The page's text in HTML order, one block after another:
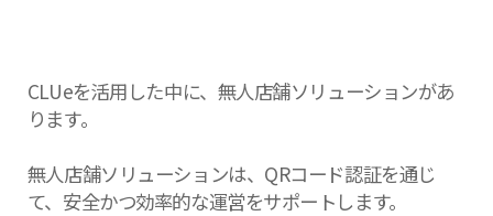
CLUeを活用した中に、無人店舗ソリューションがあ
ります。
無人店舗ソリューションは、QRコード認証を通じ
て、安全かつ効率的な運営をサポートします。